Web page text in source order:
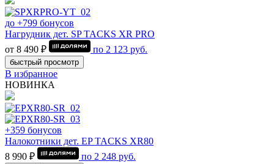
до +799 бонусов
Нагрудник дет. SP TACKS XR PRO
от 8 490 ₽
по 2 123 руб.
быстрый просмотр
В избранное
НОВИНКА
+359 бонусов
Налокотники дет. EP TACKS XR80
8 990 ₽
по 2 248 руб.